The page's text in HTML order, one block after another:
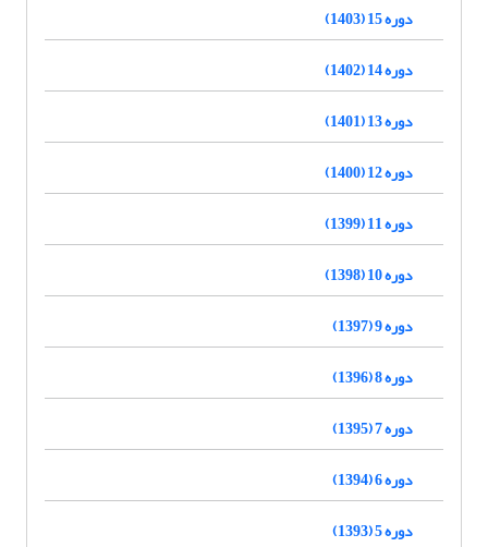
دوره 15 (1403)
دوره 14 (1402)
دوره 13 (1401)
دوره 12 (1400)
دوره 11 (1399)
دوره 10 (1398)
دوره 9 (1397)
دوره 8 (1396)
دوره 7 (1395)
دوره 6 (1394)
دوره 5 (1393)